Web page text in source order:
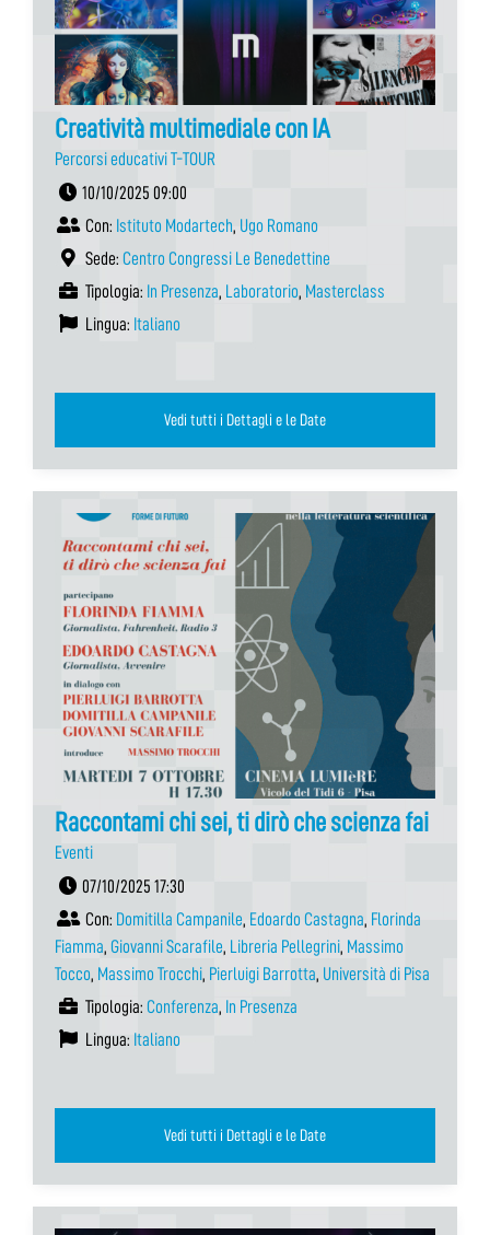
Creatività multimediale con IA
Percorsi educativi T-TOUR
10/10/2025 09:00
Con: Istituto Modartech, Ugo Romano
Sede: Centro Congressi Le Benedettine
Tipologia: In Presenza, Laboratorio, Masterclass
Lingua: Italiano
Vedi tutti i Dettagli e le Date
Raccontami chi sei, ti dirò che scienza fai
Eventi
07/10/2025 17:30
Con: Domitilla Campanile, Edoardo Castagna, Florinda
Fiamma, Giovanni Scarafile, Libreria Pellegrini, Massimo
Tocco, Massimo Trocchi, Pierluigi Barrotta, Università di Pisa
Tipologia: Conferenza, In Presenza
Lingua: Italiano
Vedi tutti i Dettagli e le Date